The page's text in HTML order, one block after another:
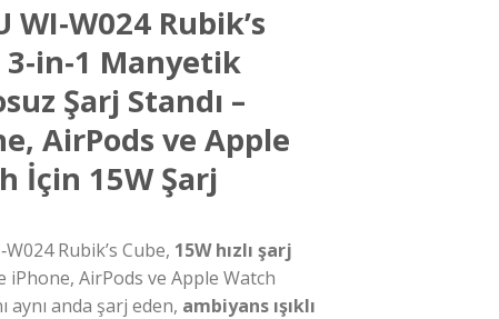
WI‑W024 Rubik’s
3‑in‑1 Manyetik
Şarj Standı –
AirPods ve Apple
İçin 15W Şarj
Rubik’s Cube, 15W hızlı şarj
iPhone, AirPods ve Apple Watch
aynı anda şarj eden, ambiyans ışıklı